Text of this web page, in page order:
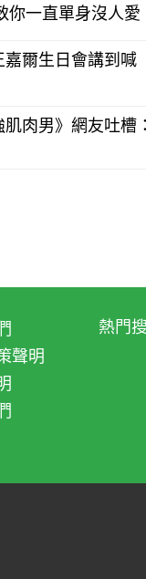
你一直單身沒人愛
嘉爾生日會講到
肌肉男》網友吐槽
聲明
熱門